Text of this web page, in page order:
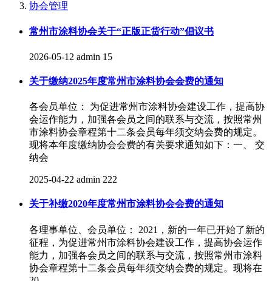
协会管理
常州市涂料协会关于“正版正货行动”倡议书
2026-05-12 admin 15
关于缴纳2025年度常州市涂料协会会费的通知
各会员单位： 为促进常州市涂料协会建设工作，提高协
会运作能力，加强各会员之间的联系与交流，按照常州
市涂料协会章程第十二条会员每年须交纳会费的规定。
现将本年度缴纳协会会费的有关要求通知如下：一、 交
纳会
2025-04-22 admin 222
关于补缴2020年度常州市涂料协会会费的通知
各理事单位、会员单位： 2021，新的一年已开始了新的
征程，为促进常州市涂料协会建设工作，提高协会运作
能力，加强各会员之间的联系与交流，按照常州市涂料
协会章程第十二条会员每年须交纳会费的规定。现将在